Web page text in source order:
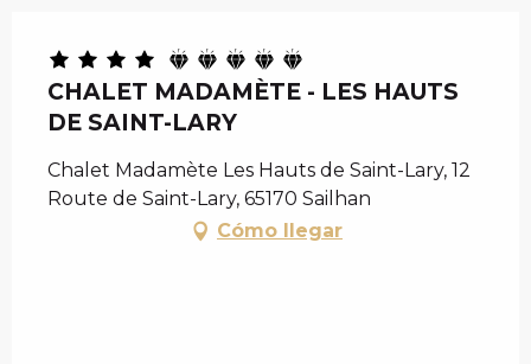
CHALET MADAMÈTE - LES HAUTS
DE SAINT-LARY
Chalet Madamète Les Hauts de Saint-Lary, 12
Route de Saint-Lary, 65170 Sailhan
Cómo llegar